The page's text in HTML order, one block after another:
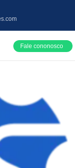
Fale cononosco